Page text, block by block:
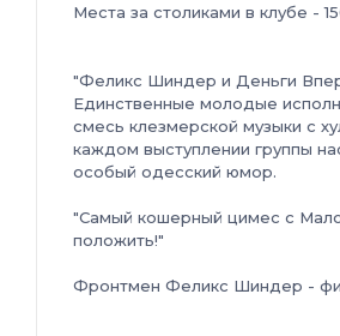
Места за столиками в клубе -
"Феликс Шиндер и Деньги
Единственные молодые
смесь клезмерской музыки с
каждом выступлении группы
особый одесский юмор.
"Самый кошерный цимес с
положить!"
Фронтмен Феликс Шиндер -